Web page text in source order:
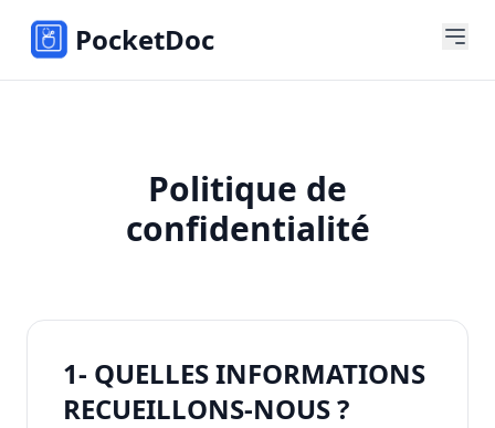
PocketDoc
Politique de
confidentialité
1- QUELLES INFORMATIONS
RECUEILLONS-NOUS ?